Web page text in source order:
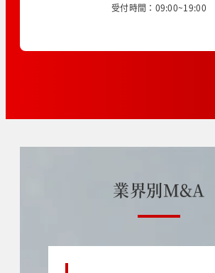
受付時間：09:00~19:00
業界別M&A